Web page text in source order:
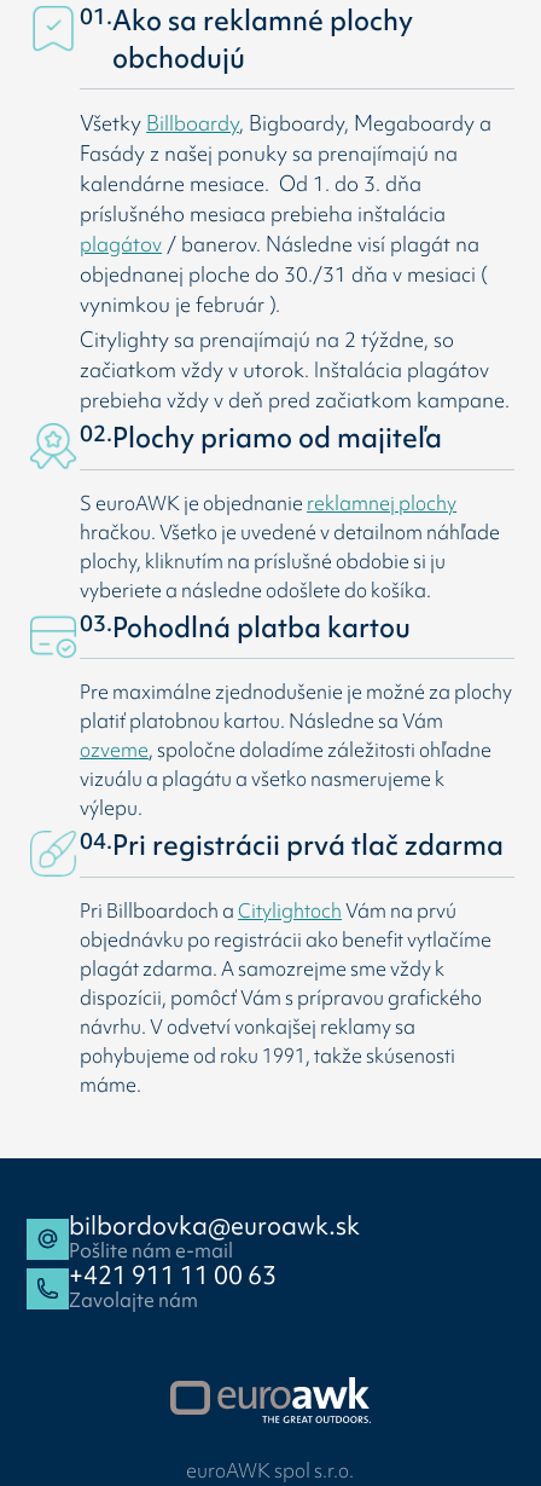
01.Ako sa reklamné plochy
obchodujú
Všetky Billboardy, Bigboardy, Megaboardy a
Fasády z našej ponuky sa prenajímajú na
kalendárne mesiace. Od 1. do 3. dňa
príslušného mesiaca prebieha inštalácia
plagátov / banerov. Následne visí plagát na
objednanej ploche do 30./31 dňa v mesiaci (
vynimkou je február ).
Citylighty sa prenajímajú na 2 týždne, so
začiatkom vždy v utorok. Inštalácia plagátov
prebieha vždy v deň pred začiatkom kampane.
02.Plochy priamo od majiteľa
S euroAWK je objednanie reklamnej plochy
hračkou. Všetko je uvedené v detailnom náhľade
plochy, kliknutím na príslušné obdobie si ju
vyberiete a následne odošlete do košíka.
03.Pohodlná platba kartou
Pre maximálne zjednodušenie je možné za plochy
platiť platobnou kartou. Následne sa Vám
ozveme, spoločne doladíme záležitosti ohľadne
vizuálu a plagátu a všetko nasmerujeme k
výlepu.
04.Pri registrácii prvá tlač zdarma
Pri Billboardoch aCitylightochVám na prvú
objednávku po registrácii ako benefit vytlačíme
plagát zdarma. A samozrejme sme vždy k
dispozícii, pomôcť Vám s prípravou grafického
návrhu. V odvetví vonkajšej reklamy sa
pohybujeme od roku 1991, takže skúsenosti
máme.
bilbordovka@euroawk.sk
Pošlite nám e-mail
+421 911 11 00 63
Zavolajte nám
euroAWK spol s.r.o.